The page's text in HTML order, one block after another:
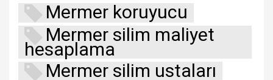
Mermer koruyucu
Mermer silim maliyet
hesaplama
Mermer silim ustaları